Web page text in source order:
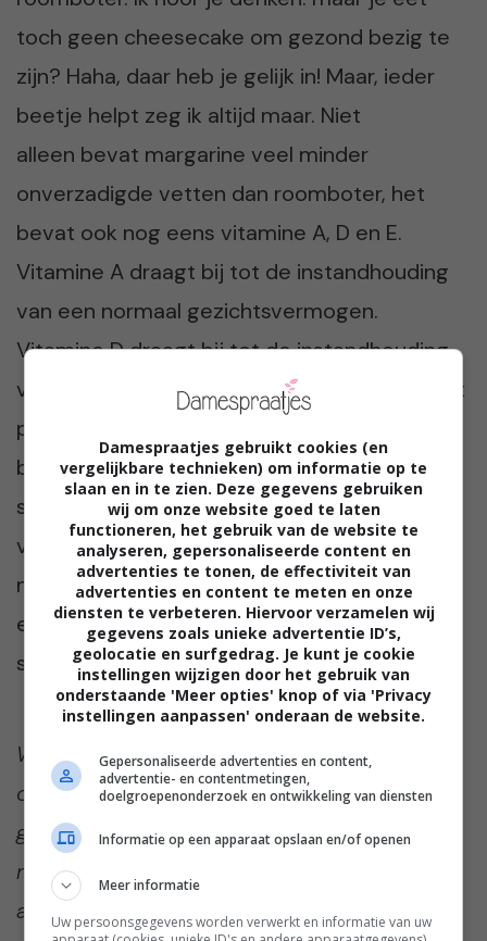
toch geen cheesecake om gezond bezig te
zijn? Haha, daar heb je gelijk in! Maar, ieder
beetje helpt zeg ik altijd maar. Niet
alleen bevat margarine veel minder
onverzadigde vetten dan roomboter, het
bevat ook nog eens vitamine A, D en E.
Vitamine A draagt bij tot de instandhouding
van een normaal gezichtsvermogen.
Vitamine D draagt bij tot de instandhouding
van normale botten en tanden. Vitamine E uit
plantaardige oliën draagt bij tot de
bescherming van cellen tegen oxidatieve
stress. En het grootste gedeelte van deze
vitamines gaat niet verloren als je de
margarine verhit! Ja ja, je leest het goed:
eigenlijk is het eten van een cheesecake zo
slecht nog niet 😉
We zijn heel benieuwd of jullie ook zo dol zijn
op deze cheesecake! Hier is hij zeker in
goede aarde gevallen in ieder geval. Praat
met ons mee in de comments onder dit
artikel. Vinden we gezellig 🙂
Damespraatjes gebruikt cookies (en
vergelijkbare technieken) om informatie op te
slaan en in te zien. Deze gegevens gebruiken
wij om onze website goed te laten
functioneren, het gebruik van de website te
analyseren, gepersonaliseerde content en
advertenties te tonen, de effectiviteit van
advertenties en content te meten en onze
diensten te verbeteren. Hiervoor verzamelen wij
gegevens zoals unieke advertentie ID’s,
geolocatie en surfgedrag. Je kunt je cookie
instellingen wijzigen door het gebruik van
onderstaande 'Meer opties' knop of via 'Privacy
instellingen aanpassen' onderaan de website.
Gepersonaliseerde advertenties en content,
advertentie- en contentmetingen,
doelgroepenonderzoek en ontwikkeling van diensten
Informatie op een apparaat opslaan en/of openen
Meer informatie
Uw persoonsgegevens worden verwerkt en informatie van uw